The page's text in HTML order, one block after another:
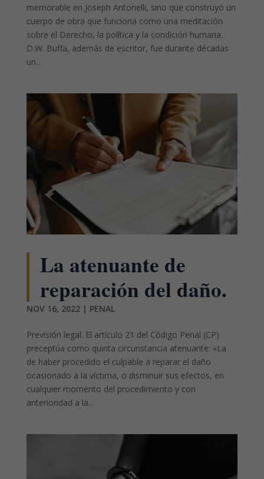
memorable en Joseph Antonelli, sino que construyó un
cuerpo de obra que funciona como una meditación
sobre el Derecho, la política y la condición humana.
D.W. Buffa, además de escritor, fue durante décadas
un...
La atenuante de
reparación del daño.
NOV 16, 2022| PENAL
Previsión legal. El artículo 21 del Código Penal (CP)
preceptúa como quinta circunstancia atenuante: «La
de haber procedido el culpable a reparar el daño
ocasionado a la víctima, o disminuir sus efectos, en
cualquier momento del procedimiento y con
anterioridad a la...